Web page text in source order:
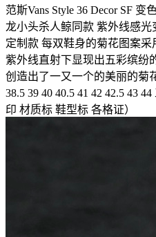
范斯Vans Style 36 Decor SF
龙小头杀人鲸同款 紫外线感
定制款 每双鞋身的菊花图案
紫外线直射下显现出五彩缤纷
创造出了一又一个的美丽的菊
38.5 39 40 40.5 41 42 42.5 43
印 材质标 鞋型标 各格证）